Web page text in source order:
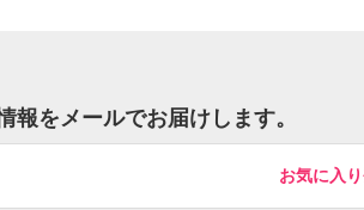
をメールでお届けします。
お気に入